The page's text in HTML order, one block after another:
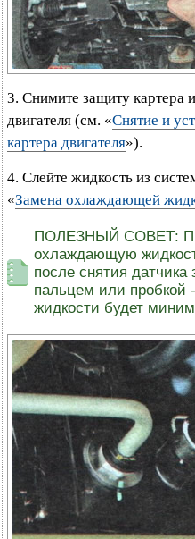
3. Снимите защиту картера
двигателя (см. «Снятие и
картера двигателя»).
4. Слейте жидкость из
«Замена охлаждающей
ПОЛЕЗНЫЙ СОВЕТ:
охлаждающую
после снятия датчика
пальцем или пробкой
жидкости будет